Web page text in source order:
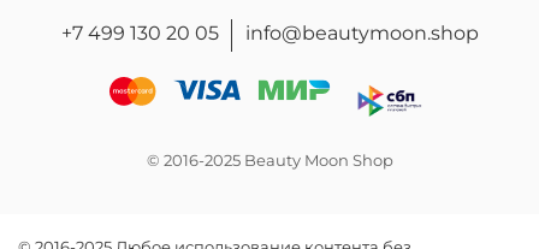
+7 499 130 20 05 info@beautymoon.shop
© 2016-2025 Beauty Moon Shop